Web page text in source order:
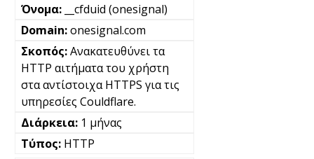
__cfduid (onesignal)
onesignal.com
Ανακατευθύνει τα
HTTP αιτήματα του χρήστη
στα αντίστοιχα HTTPS για τις
υπηρεσίες Couldflare.
1 μήνας
HTTP